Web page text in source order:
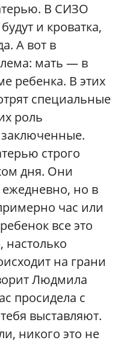
В СИЗО
и кроватка,
А вот в
мать — в
ребенка. В этих
специальные
роль
строго
дня. Они
но в
час или
все это
настолько
на грани
Людмила
просидела с
выставляют.
никого это не